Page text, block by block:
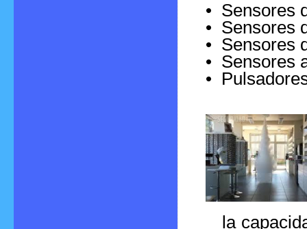
• Sensores
• Sensores
• Sensores
• Sensores
•
la